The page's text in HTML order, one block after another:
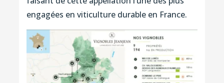
engagées en viticulture durable en France.